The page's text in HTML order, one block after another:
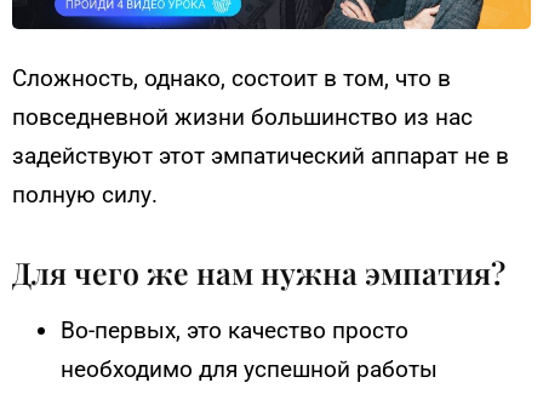
Сложность, однако, состоит в том, что в
повседневной жизни большинство из нас
задействуют этот эмпатический аппарат не в
полную силу.
Для чего же нам нужна эмпатия?
Во-первых, это качество просто
необходимо для успешной работы